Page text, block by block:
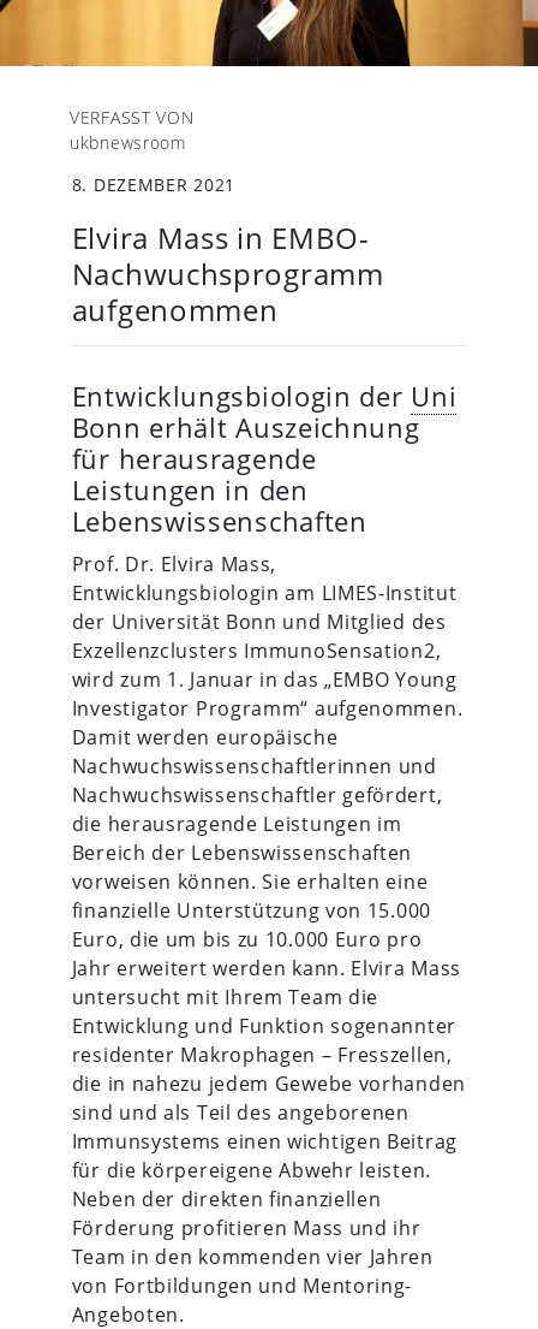
VERFASST VON
ukbnewsroom
8. DEZEMBER 2021
Elvira Mass in EMBO-
Nachwuchsprogramm
aufgenommen
Entwicklungsbiologin der Uni
Bonn erhält Auszeichnung
für herausragende
Leistungen in den
Lebenswissenschaften
Prof. Dr. Elvira Mass,
Entwicklungsbiologin am LIMES-Institut
der Universität Bonn und Mitglied des
Exzellenzclusters ImmunoSensation2,
wird zum 1. Januar in das „EMBO Young
Investigator Programm“ aufgenommen.
Damit werden europäische
Nachwuchswissenschaftlerinnen und
Nachwuchswissenschaftler gefördert,
die herausragende Leistungen im
Bereich der Lebenswissenschaften
vorweisen können. Sie erhalten eine
finanzielle Unterstützung von 15.000
Euro, die um bis zu 10.000 Euro pro
Jahr erweitert werden kann. Elvira Mass
untersucht mit Ihrem Team die
Entwicklung und Funktion sogenannter
residenter Makrophagen – Fresszellen,
die in nahezu jedem Gewebe vorhanden
sind und als Teil des angeborenen
Immunsystems einen wichtigen Beitrag
für die körpereigene Abwehr leisten.
Neben der direkten finanziellen
Förderung profitieren Mass und ihr
Team in den kommenden vier Jahren
von Fortbildungen und Mentoring-
Angeboten.